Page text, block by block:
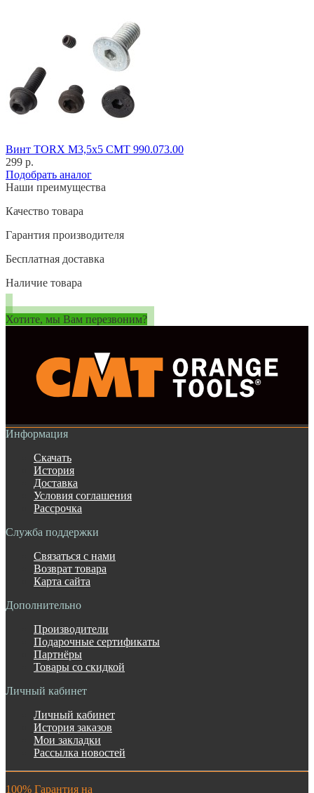
Винт TORX M3,5x5 CMT 990.073.00
299 р.
Подобрать аналог
Наши преимущества
Качество товара
Гарантия производителя
Бесплатная доставка
Наличие товара
Хотите, мы Вам перезвоним?
Информация
Скачать
История
Доставка
Условия соглашения
Рассрочка
Служба поддержки
Связаться с нами
Возврат товара
Карта сайта
Дополнительно
Производители
Подарочные сертификаты
Партнёры
Товары со скидкой
Личный кабинет
Личный кабинет
История заказов
Мои закладки
Рассылка новостей
100% Гарантия на